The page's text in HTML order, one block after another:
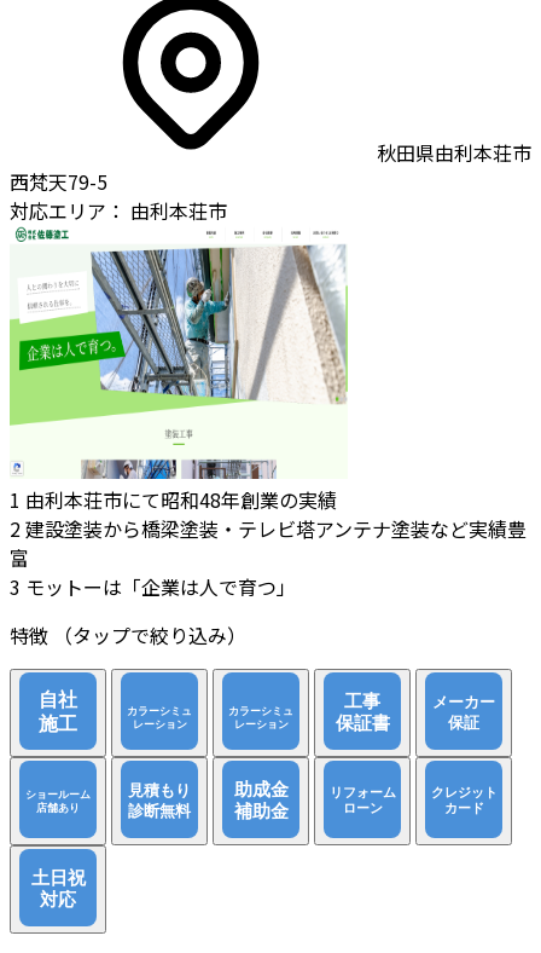
秋田県由利本荘市
西梵天79-5
対応エリア： 由利本荘市
1 由利本荘市にて昭和48年創業の実績
2建設塗装から橋梁塗装・テレビ塔アンテナ塗装など実績豊
富
3 モットーは「企業は人で育つ」
特徴
（タップで絞り込み）